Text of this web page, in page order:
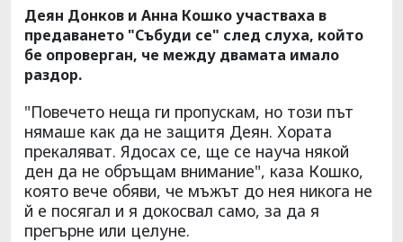
Деян Донков и Анна Кошко участваха в
предаването "Събуди се" след слуха, който
бе опроверган, че между двамата имало
раздор.
"Повечето неща ги пропускам, но този път
нямаше как да не защитя Деян. Хората
прекаляват. Ядосах се, ще се науча някой
ден да не обръщам внимание", каза Кошко,
която вече обяви, че мъжът до нея никога не
й е посягал и я докосвал само, за да я
прегърне или целуне.